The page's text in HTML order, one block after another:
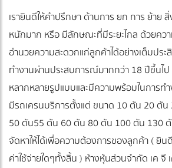
เรายินดีให้คำปรึกษา ด้านการ ยก การ ย้าย
หนักมาก หรือ มีลักษณะที่มีระยะไกล ด้วยคว
อำนวยความสะดวกแก่ลูกค้าได้อย่างเต็มปร
ทำงานผ่านประสบการณ์มากกว่า 18 ปีขึ้นไ
หลากหลายรูปแบบและมีความพร้อมในการท
มีรถเครนบริการตั้งแต่ ขนาด 10 ตัน 20 ตั
50 ตัน55 ตัน 60 ตัน 80 ตัน 100 ตัน 130
จัดหาให้ได้เพื่อความต้องการของลูกค้า ( ยิน
ค่าใช้จ่ายใดๆทั้งสิ้น ) ห้างหุ้นส่วนจำกัด เค จี